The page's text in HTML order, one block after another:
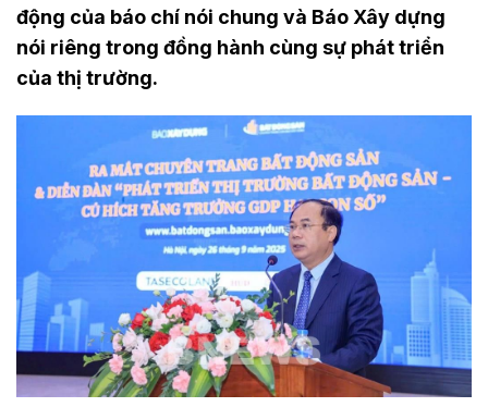
động của báo chí nói chung và Báo Xây dựng
nói riêng trong đồng hành cùng sự phát triển
của thị trường.